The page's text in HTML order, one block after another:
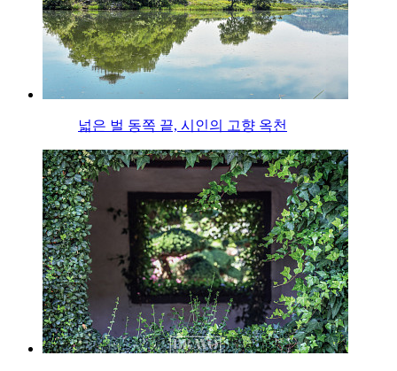
넓은 벌 동쪽 끝, 시인의 고향 옥천